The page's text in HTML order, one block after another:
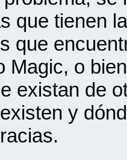
que tienen
que
Magic, o
existan de
y